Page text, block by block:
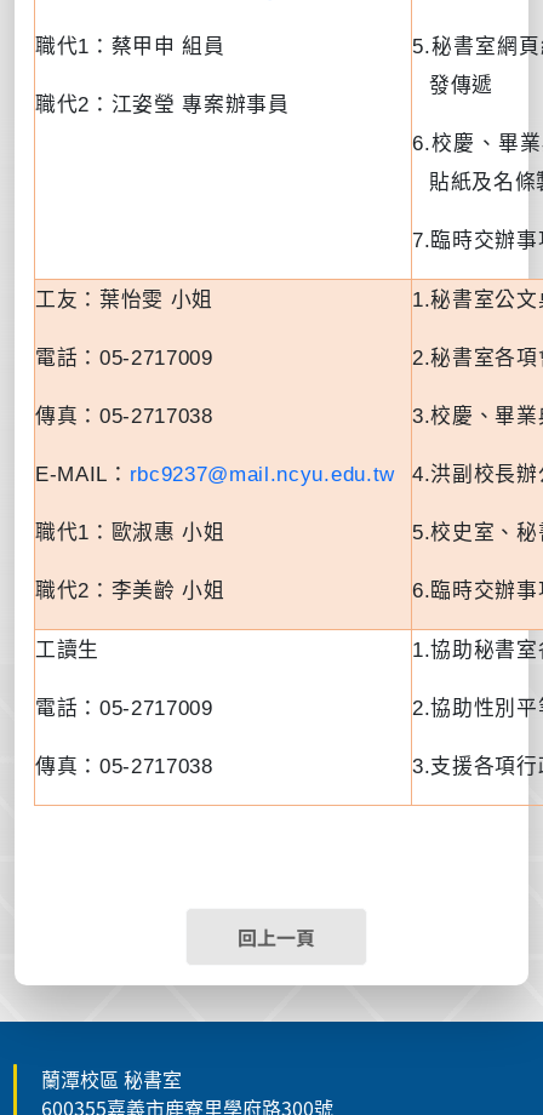
職代1 ：蔡甲申 組員
職代2 ：江姿瑩 專案辦事員
5.秘書室網
發傳遞
6.校慶、畢
貼紙及名條
7.臨時交辦事
工友：葉怡雯 小姐
電話：05-2717009
傳真：05-2717038
E-MAIL ： rbc9237@mail.ncyu.edu.tw
職代1 ：歐淑惠 小姐
職代2 ：李美齡 小姐
1.秘書室公
2.秘書室各
3.校慶、畢
4.洪副校長
5.校史室、
6.臨時交辦事
工讀生
電話：05-2717009
傳真：05-2717038
1.協助秘書
2.協助性別
3.支援各項行
回上一頁
蘭潭校區 秘書室
600355嘉義市鹿寮里學府路300號